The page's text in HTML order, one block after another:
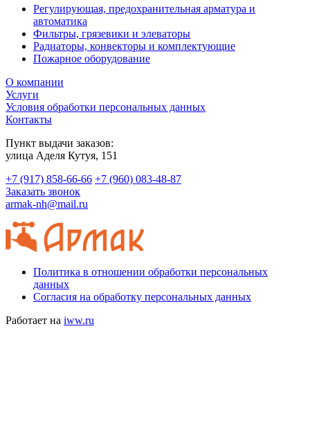
Регулирующая, предохранительная арматура и
автоматика
Фильтры, грязевики и элеваторы
Радиаторы, конвекторы и комплектующие
Пожарное оборудование
О компании
Услуги
Условия обработки персональных данных
Контакты
Пункт выдачи заказов:
​улица Аделя Кутуя, 151
+7 (917) 858-66-66 +7 (960) 083-48-87
Заказать звонок
armak-nh@mail.ru
Политика в отношении обработки персональных
данных
Согласия на обработку персональных данных
Работает на iww.ru